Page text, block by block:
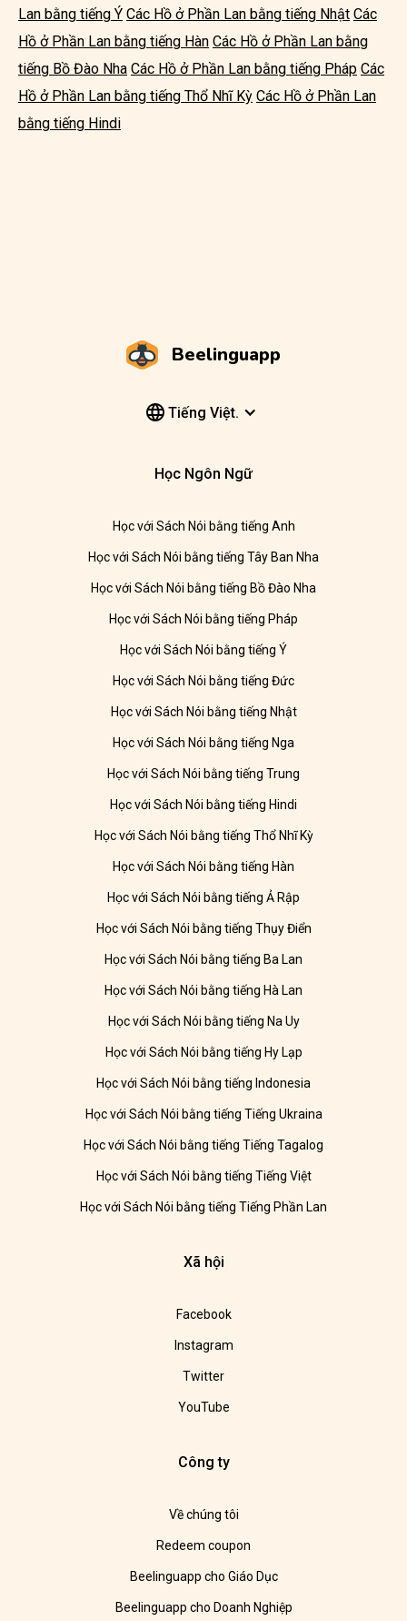
Lan bằng tiếng Ý Các Hồ ở Phần Lan bằng tiếng Nhật Các
Hồ ở Phần Lan bằng tiếng Hàn Các Hồ ở Phần Lan bằng
tiếng Bồ Đào Nha Các Hồ ở Phần Lan bằng tiếng Pháp Các
Hồ ở Phần Lan bằng tiếng Thổ Nhĩ Kỳ Các Hồ ở Phần Lan
bằng tiếng Hindi
Beelinguapp
Tiếng Việt.
Học Ngôn Ngữ
Học với Sách Nói bằng tiếng Anh
Học với Sách Nói bằng tiếng Tây Ban Nha
Học với Sách Nói bằng tiếng Bồ Đào Nha
Học với Sách Nói bằng tiếng Pháp
Học với Sách Nói bằng tiếng Ý
Học với Sách Nói bằng tiếng Đức
Học với Sách Nói bằng tiếng Nhật
Học với Sách Nói bằng tiếng Nga
Học với Sách Nói bằng tiếng Trung
Học với Sách Nói bằng tiếng Hindi
Học với Sách Nói bằng tiếng Thổ Nhĩ Kỳ
Học với Sách Nói bằng tiếng Hàn
Học với Sách Nói bằng tiếng Ả Rập
Học với Sách Nói bằng tiếng Thụy Điển
Học với Sách Nói bằng tiếng Ba Lan
Học với Sách Nói bằng tiếng Hà Lan
Học với Sách Nói bằng tiếng Na Uy
Học với Sách Nói bằng tiếng Hy Lạp
Học với Sách Nói bằng tiếng Indonesia
Học với Sách Nói bằng tiếng Tiếng Ukraina
Học với Sách Nói bằng tiếng Tiếng Tagalog
Học với Sách Nói bằng tiếng Tiếng Việt
Học với Sách Nói bằng tiếng Tiếng Phần Lan
Xã hội
Facebook
Instagram
Twitter
YouTube
Công ty
Về chúng tôi
Redeem coupon
Beelinguapp cho Giáo Dục
Beelinguapp cho Doanh Nghiệp